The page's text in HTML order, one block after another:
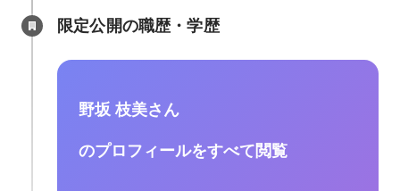
限定公開の職歴・学歴
野坂 枝美さん
のプロフィールをすべて閲覧